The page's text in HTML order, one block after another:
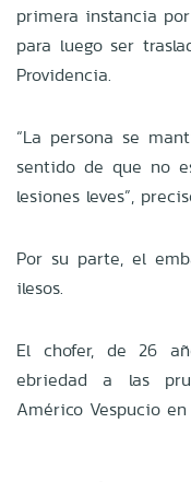
primera instancia
para luego ser
Providencia.
“La persona se
sentido de que no
lesiones leves”,
Por su parte, el
ilesos.
El chofer, de 26
ebriedad a las
Américo Vespucio